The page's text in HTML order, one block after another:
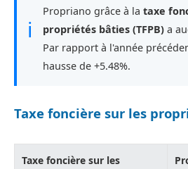
ℹ
Propriano grâce à la taxe
propriétés bâties (TFPB) a
Par rapport à l'année
hausse de +5.48%.
Taxe foncière sur les
Taxe foncière sur les